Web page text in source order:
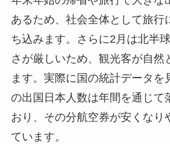
あるため、社会全体として旅行
ち込みます。さらに2月は北半
さが厳しいため、観光客が自然
ます。実際に国の統計データを
の出国日本人数は年間を通じて
おり、その分航空券が安くなり
ています。